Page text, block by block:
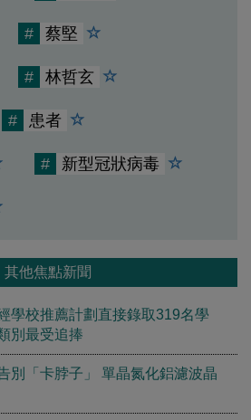
# 蔡堅
# 林哲玄
# 患者
# 新型冠狀病毒
其他焦點新聞
學校推薦計劃直接錄取319名學
別最受追捧
別「卡脖子」 單晶氮化鋁濾波晶